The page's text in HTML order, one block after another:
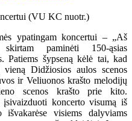
ypatingam koncertui – „Aš
paminėti 150-ąsias
šypseną kėlė tai, kad
vieną Didžiosios aulos scenos
ir Veliuonos krašto melodijų
scenos krašto prie kito.
įsivaizduoti koncerto visumą iš
visiems dalyviams